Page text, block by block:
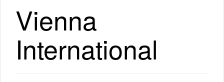
Vienna
International